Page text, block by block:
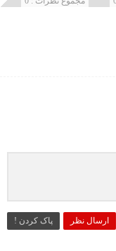
ارسال نظر پاک کردن !